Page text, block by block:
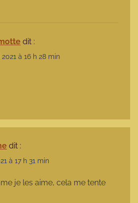
dit :
à 16 h 28 min
dit :
à 17 h 31 min
je les aime, cela me tente